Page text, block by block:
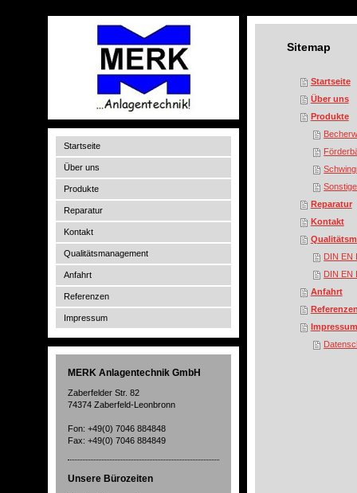
Startseite
Über uns
Produkte
Reparatur
Kontakt
Qualitätsmanagement
Anfahrt
Referenzen
Impressum
MERK Anlagentechnik GmbH
Zaberfelder Str. 82
74374 Zaberfeld-Leonbronn
Fon: +49(0) 7046 884848
Fax: +49(0) 7046 884849
Unsere Bürozeiten
Sitemap
Startseite
Über uns
Produkte
Reparatur
Kontakt
DIN EN
DIN EN
Anfahrt
Impressum